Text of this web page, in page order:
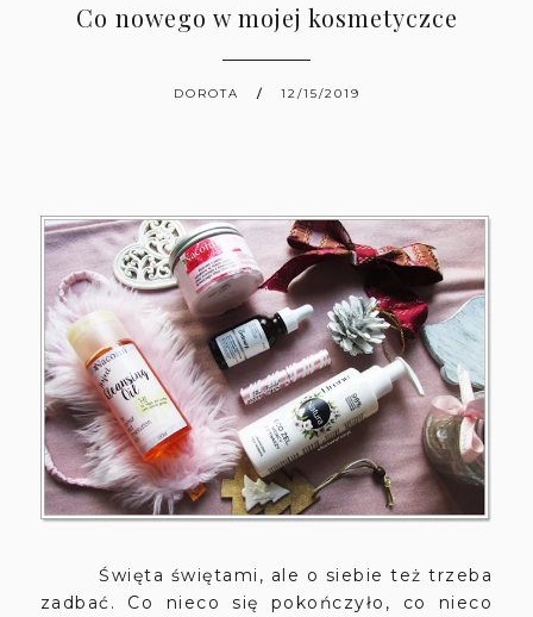
Co nowego w mojej kosmetyczce
DOROTA 12/15/2019
Święta świętami, ale o siebie też trzeba
zadbać. Co nieco się pokończyło, co nieco